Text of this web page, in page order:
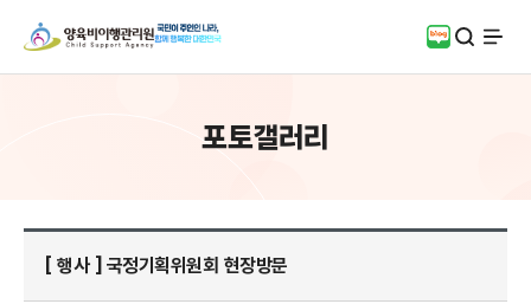
블로그검색
전체
포토갤러리
[ 행사 ] 국정기획위원회 현장방문